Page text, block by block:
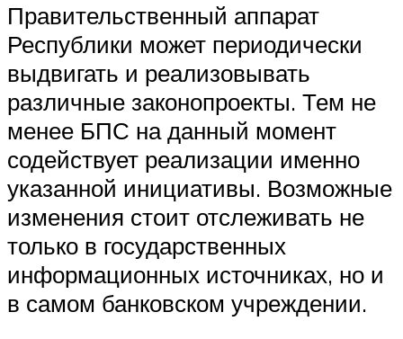
Правительственный аппарат
Республики может периодически
выдвигать и реализовывать
различные законопроекты. Тем не
менее БПС на данный момент
содействует реализации именно
указанной инициативы. Возможные
изменения стоит отслеживать не
только в государственных
информационных источниках, но и
в самом банковском учреждении.